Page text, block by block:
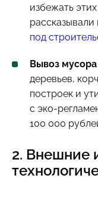
избежать
рассказывали
под
Вывоз мусора
деревьев,
построек и
с эко-
100 000
2. Внешние